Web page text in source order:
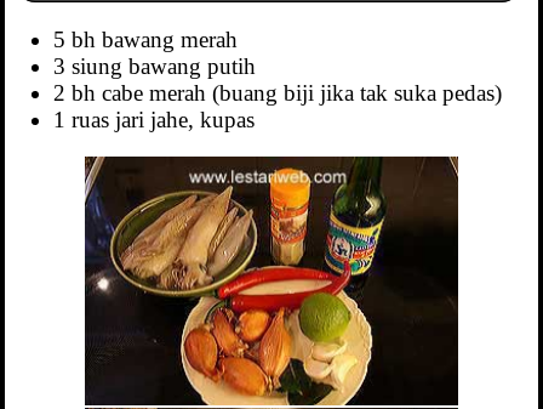
5 bh bawang merah
3 siung bawang putih
2 bh cabe merah (buang biji jika tak suka pedas)
1 ruas jari jahe, kupas